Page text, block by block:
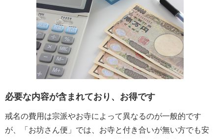
お寺のご住職との
予定が合わない
上記のようなご事情がある場合は、一度ご相
談ください
閉じる
必要な内容が含まれており、お得です
戒名の費用は宗派やお寺によって異なるのが一般的です
が、「お坊さん便」では、お寺と付き合いが無い方でも安